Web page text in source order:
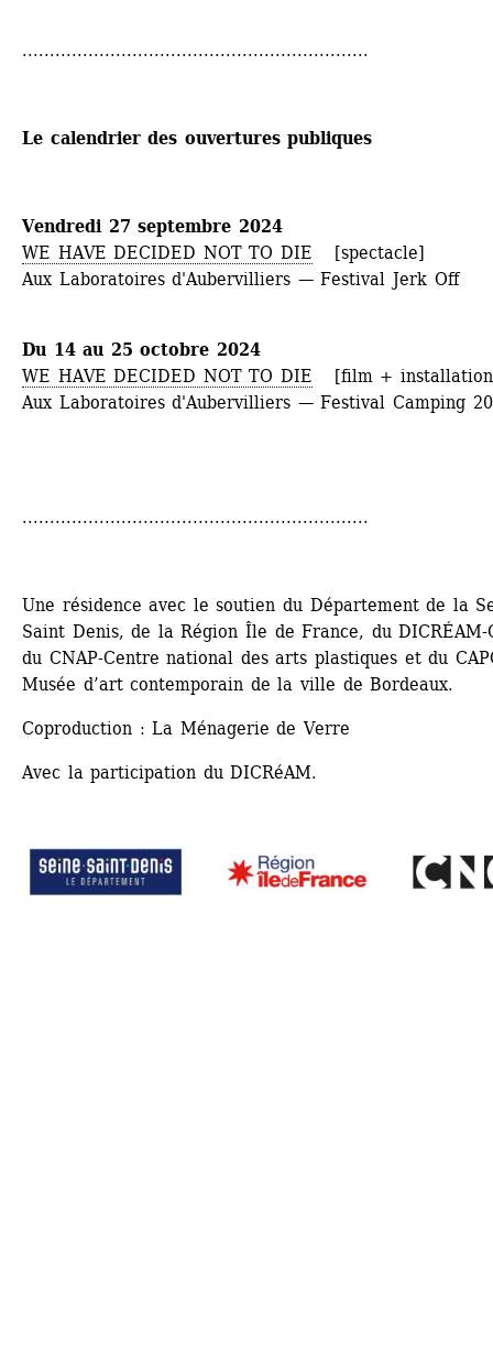
...............................................................
Le calendrier des ouvertures publiques
Vendredi 27 septembre 2024
WE HAVE DECIDED NOT TO DIE [spectacle]
Aux Laboratoires d'Aubervilliers — Festival Jerk Off
Du 14 au 25 octobre 2024
WE HAVE DECIDED NOT TO DIE [film +
Aux Laboratoires d'Aubervilliers — Festival Camping
...............................................................
Une résidence avec le soutien du Département de la
Saint Denis, de la Région Île de France, du DICRÉAM-
du CNAP-Centre national des arts plastiques et du
Musée d’art contemporain de la ville de Bordeaux.
Coproduction : La Ménagerie de Verre
Avec la participation du DICRéAM.